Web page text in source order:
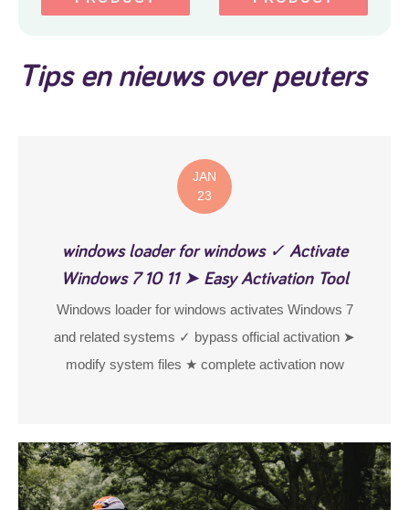
Tips en nieuws over peuters
JAN
23
windows loader for windows ✓ Activate
Windows 7 10 11 ➤ Easy Activation Tool
Windows loader for windows activates Windows 7
and related systems ✓ bypass official activation ➤
modify system files ★ complete activation now